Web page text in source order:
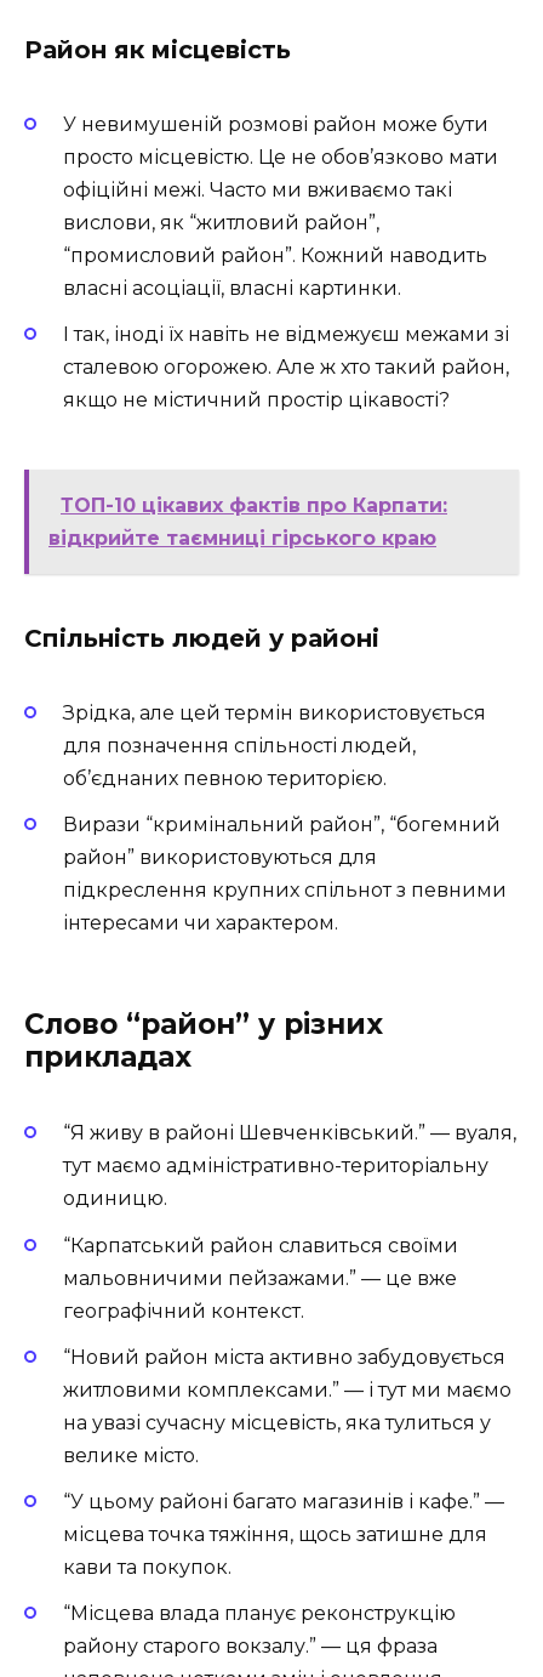
Район як місцевість
У невимушеній розмові район може бути
просто місцевістю. Це не обов’язково мати
офіційні межі. Часто ми вживаємо такі
вислови, як “житловий район”,
“промисловий район”. Кожний наводить
власні асоціації, власні картинки.
І так, іноді їх навіть не відмежуєш межами зі
сталевою огорожею. Але ж хто такий район,
якщо не містичний простір цікавості?
ТОП-10 цікавих фактів про Карпати:
відкрийте таємниці гірського краю
Спільність людей у районі
Зрідка, але цей термін використовується
для позначення спільності людей,
об’єднаних певною територією.
Вирази “кримінальний район”, “богемний
район” використовуються для
підкреслення крупних спільнот з певними
інтересами чи характером.
Слово “район” у різних
прикладах
“Я живу в районі Шевченківський.” — вуаля,
тут маємо адміністративно-територіальну
одиницю.
“Карпатський район славиться своїми
мальовничими пейзажами.” — це вже
географічний контекст.
“Новий район міста активно забудовується
житловими комплексами.” — і тут ми маємо
на увазі сучасну місцевість, яка тулиться у
велике місто.
“У цьому районі багато магазинів і кафе.” —
місцева точка тяжіння, щось затишне для
кави та покупок.
“Місцева влада планує реконструкцію
району старого вокзалу.” — ця фраза